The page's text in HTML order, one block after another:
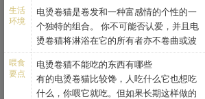
生活
环境
电烫卷猫是卷发和一种富感情的个性的一
个独特的组合。 你不可能否认爱，并且电
烫卷猫将淋浴在它的所有者亦不卷曲或波
浪发也做养殖如此感兴趣的喜爱。
喂食
要点
电烫卷猫不能吃的东西有哪些
有的电烫卷猫比较馋，人吃什么它也想吃
什么，你喂它就吃。但如果长期这样做的